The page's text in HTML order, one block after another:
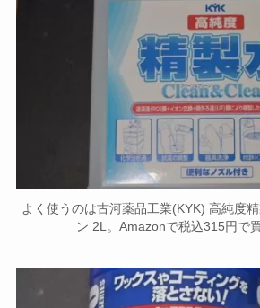
よく使うのは古河薬品工業(KYK) 高純度
ン 2L。Amazonで税込315円で